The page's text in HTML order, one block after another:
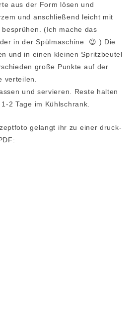
aus der Form lösen und
und anschließend leicht mit
(Ich mache das
in der Spülmaschine 😉 ) Die
und in einen kleinen Spritzbeutel
große Punkte auf der
verteilen.
und servieren. Reste halten
2 Tage im Kühlschrank.
gelangt ihr zu einer druck-